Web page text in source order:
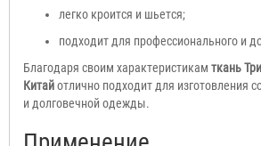
легко кроится и шьется;
подходит для профессионального и
Благодаря своим характеристикам ткань
Китайотлично подходит для изготовления
и долговечной одежды.